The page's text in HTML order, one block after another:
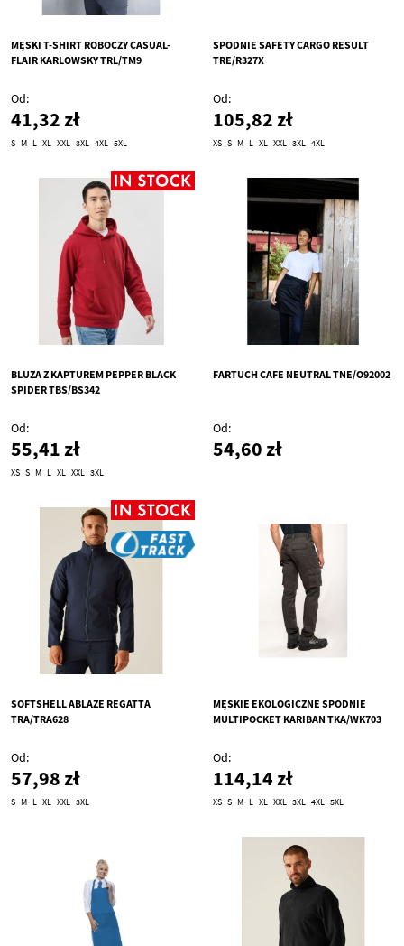
MĘSKI T-SHIRT ROBOCZY CASUAL-
FLAIR KARLOWSKY TRL/TM9
Od
41,32 zł
S M L XL XXL 3XL 4XL 5XL
SPODNIE SAFETY CARGO RESULT
TRE/R327X
Od
105,82 zł
XS S M L XL XXL 3XL 4XL
BLUZA Z KAPTUREM PEPPER BLACK
SPIDER TBS/BS342
Od
55,41 zł
XS S M L XL XXL 3XL
FARTUCH CAFE NEUTRAL TNE/O92002
Od
54,60 zł
SOFTSHELL ABLAZE REGATTA
TRA/TRA628
Od
57,98 zł
S M L XL XXL 3XL
MĘSKIE EKOLOGICZNE SPODNIE
MULTIPOCKET KARIBAN TKA/WK703
Od
114,14 zł
XS S M L XL XXL 3XL 4XL 5XL